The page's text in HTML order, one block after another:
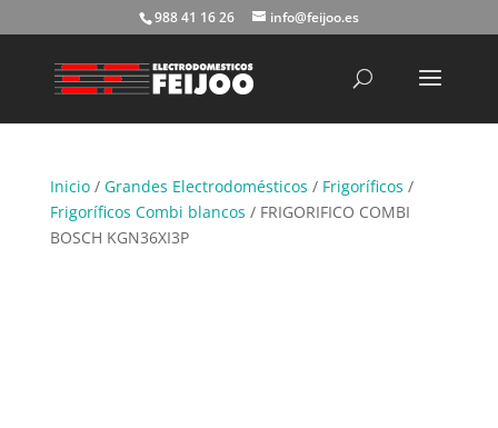
988 41 16 26 info@feijoo.es
Inicio/ Grandes Electrodomésticos / Frigoríficos /
Frigoríficos Combi blancos / FRIGORIFICO COMBI
BOSCH KGN36XI3P